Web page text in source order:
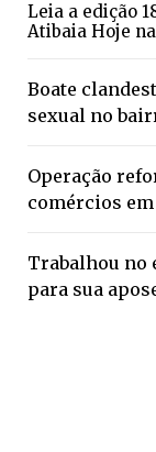
Leia a edição
Atibaia Hoje
Boate
sexual no
Operação
comércios
Trabalhou no
para sua